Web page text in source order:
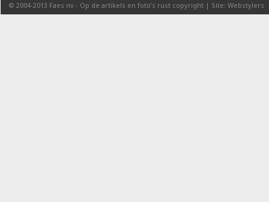
© 2004-2013 Faes nv - Op de artikels en foto’s rust copyright | Site: Webstylers